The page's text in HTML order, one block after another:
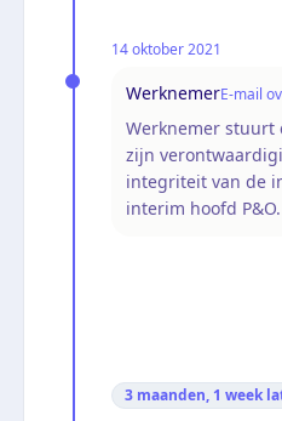
14 oktober 2021
WerknemerE-mail
Werknemer stuurt
zijn
integriteit van de
interim hoofd P&O.
3 maanden, 1 week